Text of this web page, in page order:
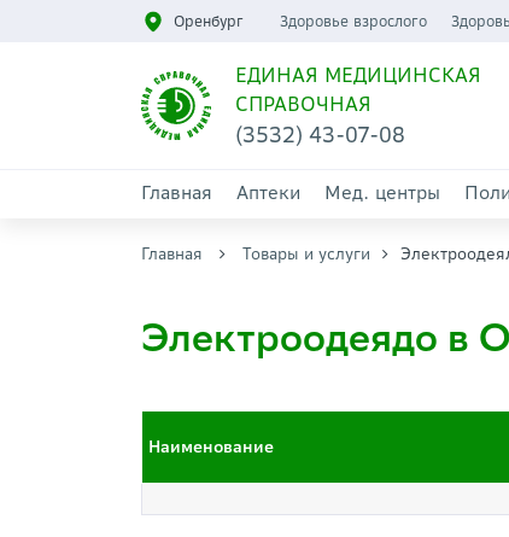
Оренбург Здоровье взрослого
ЕДИНАЯ МЕДИЦИНСКАЯ
СПРАВОЧНАЯ
(3532) 43-07-08
Главная Аптеки Мед. центры
Главная Товары и услуги
Электроодеядо в
Наименование